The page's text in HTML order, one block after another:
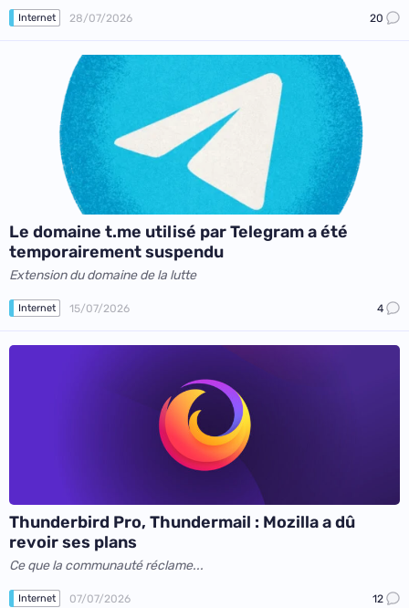
Internet 28/07/2026 20
Le domaine t.me utilisé par Telegram a été
temporairement suspendu
Extension du domaine de la lutte
Internet 15/07/2026 4
Thunderbird Pro, Thundermail : Mozilla a dû
revoir ses plans
Ce que la communauté réclame...
Internet 07/07/2026 12